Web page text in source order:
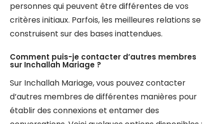
personnes qui peuvent être différentes de vos
critères initiaux. Parfois, les meilleures relations se
construisent sur des bases inattendues.
Comment puis-je contacter d’autres membres
sur Inchallah Mariage ?
Sur Inchallah Mariage, vous pouvez contacter
d’autres membres de différentes manières pour
établir des connexions et entamer des